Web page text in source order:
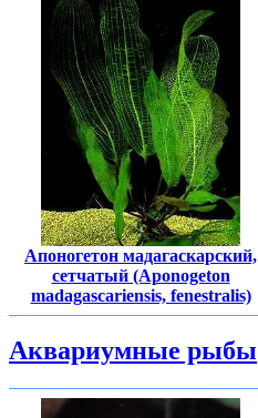
Апоногетон мадагаскарский,
сетчатый (Aponogeton
madagascariensis, fenestralis)
Аквариумные рыбы